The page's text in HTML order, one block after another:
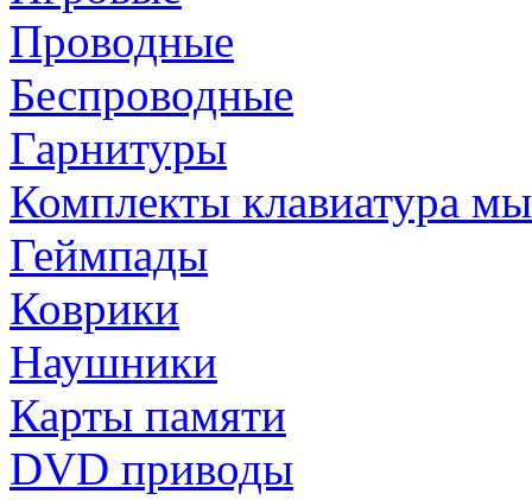
Проводные
Беспроводные
Гарнитуры
Комплекты клавиатура
Геймпады
Коврики
Наушники
Карты памяти
DVD приводы